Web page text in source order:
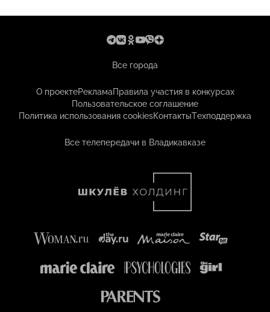
Все города
О проектеРекламаПравила участия в конкурсах
Пользовательское соглашение
Политика использования cookiesКонтактыТехподдержка
Все телепередачи в Владикавказе